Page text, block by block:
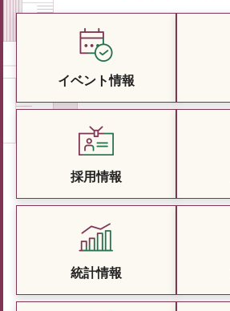
イベント情報
採用情報
統計情報